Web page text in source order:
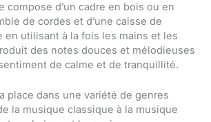
compose d’un cadre en bois ou en
de cordes et d’une caisse de
en utilisant à la fois les mains et les
des notes douces et mélodieuses
de calme et de tranquillité.
place dans une variété de genres
la musique classique à la musique